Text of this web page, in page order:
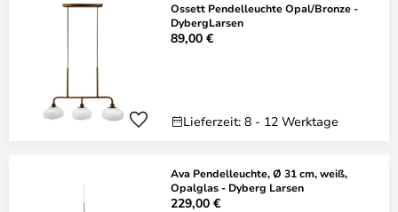
Ossett Pendelleuchte Opal/Bronze -
DybergLarsen
89,00 €
Lieferzeit: 8 - 12 Werktage
Ava Pendelleuchte, Ø 31 cm, weiß,
Opalglas - Dyberg Larsen
229,00 €